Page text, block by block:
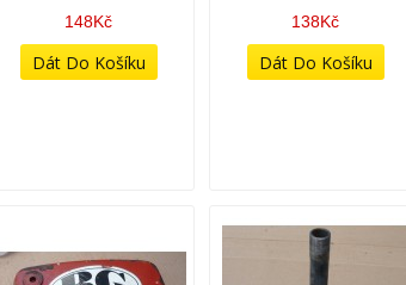
148Kč
138Kč